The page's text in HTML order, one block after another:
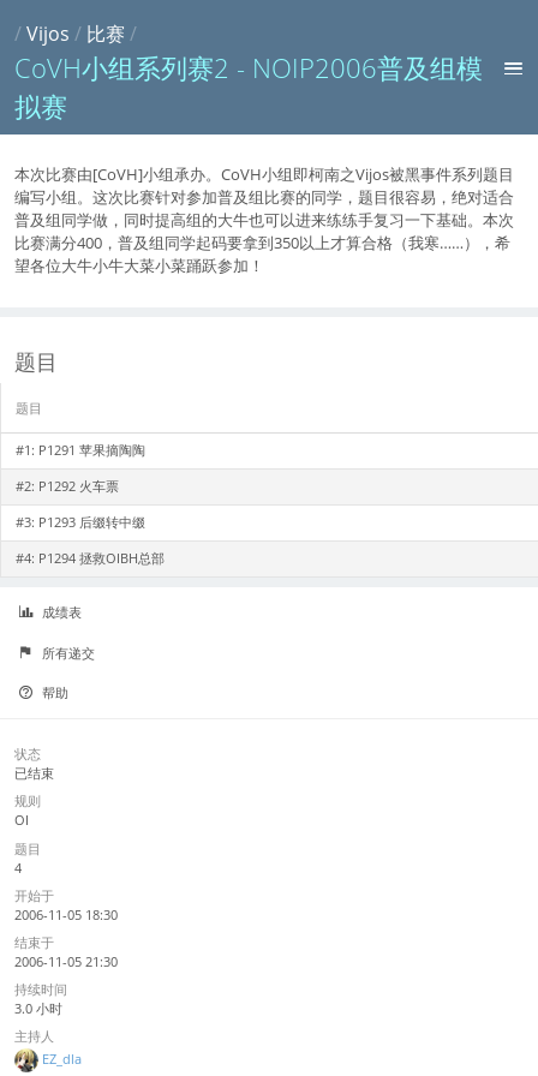
/Vijos / 比赛 /
CoVH小组系列赛2 - NOIP2006普及组模
拟赛
本次比赛由[CoVH]小组承办。CoVH小组即柯南之Vijos被黑事件系列题目
编写小组。这次比赛针对参加普及组比赛的同学，题目很容易，绝对适合
普及组同学做，同时提高组的大牛也可以进来练练手复习一下基础。本次
比赛满分400，普及组同学起码要拿到350以上才算合格（我寒……），希
望各位大牛小牛大菜小菜踊跃参加！
题目
题目
#1: P1291 苹果摘陶陶
#2: P1292 火车票
#3: P1293 后缀转中缀
#4: P1294 拯救OIBH总部
成绩表
所有递交
帮助
状态
已结束
规则
OI
题目
4
开始于
2006-11-05 18:30
结束于
2006-11-05 21:30
持续时间
3.0 小时
主持人
EZ_dla